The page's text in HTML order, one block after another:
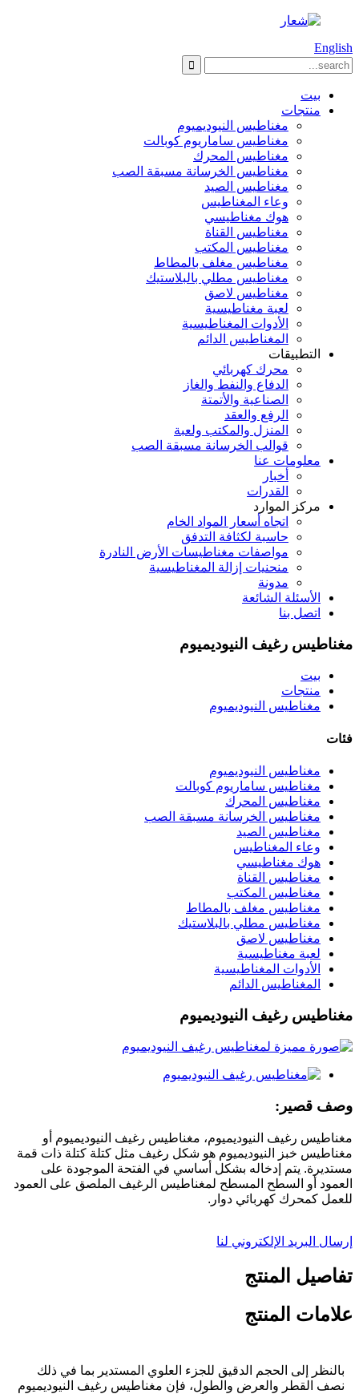
English
بيت
منتجات
مغناطيس النيوديميوم
مغناطيس ساماريوم كوبالت
مغناطيس المحرك
مغناطيس الخرسانة مسبقة الصب
مغناطيس الصيد
وعاء المغناطيس
هوك مغناطيسي
مغناطيس القناة
مغناطيس المكتب
مغناطيس مغلف بالمطاط
مغناطيس مطلي بالبلاستيك
مغناطيس لاصق
لعبة مغناطيسية
الأدوات المغناطيسية
المغناطيس الدائم
التطبيقات
محرك كهربائي
الدفاع والنفط والغاز
الصناعية والأتمتة
الرفع والعقد
المنزل والمكتب ولعبة
قوالب الخرسانة مسبقة الصب
معلومات عنا
أخبار
القدرات
مركز الموارد
اتجاه أسعار المواد الخام
حاسبة لكثافة التدفق
مواصفات مغناطيسات الأرض النادرة
منحنيات إزالة المغناطيسية
مدونة
الأسئلة الشائعة
اتصل بنا
مغناطيس رغيف النيوديميوم
بيت
منتجات
مغناطيس النيوديميوم
فئات
مغناطيس النيوديميوم
مغناطيس ساماريوم كوبالت
مغناطيس المحرك
مغناطيس الخرسانة مسبقة الصب
مغناطيس الصيد
وعاء المغناطيس
هوك مغناطيسي
مغناطيس القناة
مغناطيس المكتب
مغناطيس مغلف بالمطاط
مغناطيس مطلي بالبلاستيك
مغناطيس لاصق
لعبة مغناطيسية
الأدوات المغناطيسية
المغناطيس الدائم
مغناطيس رغيف النيوديميوم
وصف قصير:
مغناطيس رغيف النيوديميوم، مغناطيس رغيف النيوديميوم أو
مغناطيس خبز النيوديميوم هو شكل رغيف مثل كتلة كتلة ذات قمة
مستديرة. يتم إدخاله بشكل أساسي في الفتحة الموجودة على
العمود أو السطح المسطح لمغناطيس الرغيف الملصق على العمود
للعمل كمحرك كهربائي دوار.
إرسال البريد الإلكتروني لنا
تفاصيل المنتج
علامات المنتج
بالنظر إلى الحجم الدقيق للجزء العلوي المستدير بما في ذلك
نصف القطر والعرض والطول، فإن مغناطيس رغيف النيوديميوم